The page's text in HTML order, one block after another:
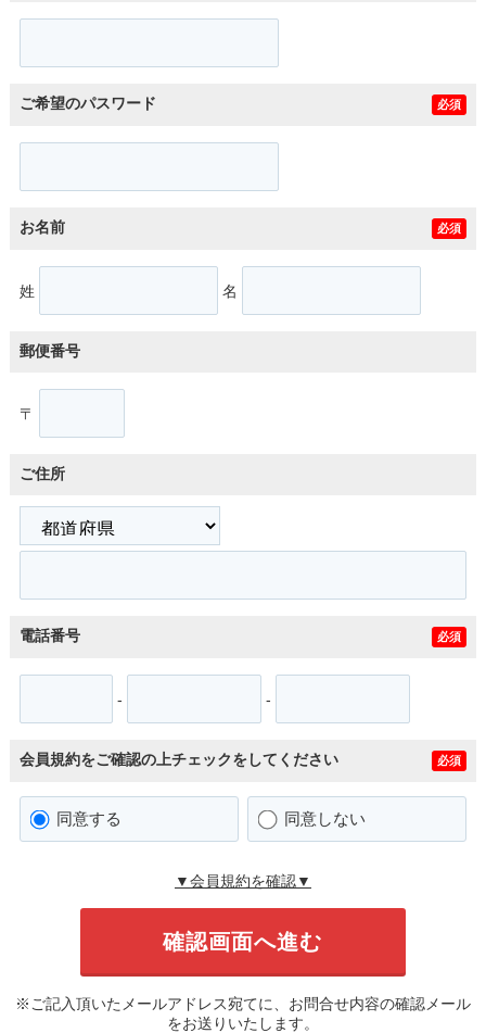
ご希望のパスワード 必須
お名前 必須
姓 名
郵便番号
〒
ご住所
電話番号 必須
- -
会員規約をご確認の上チェックをしてください 必須
同意する 同意しない
▼会員規約を確認▼
※ご記入頂いたメールアドレス宛てに、お問合せ内容の確認メール
をお送りいたします。